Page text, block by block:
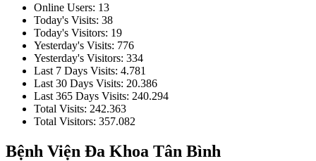
Online Users: 13
Today's Visits: 38
Today's Visitors: 19
Yesterday's Visits: 776
Yesterday's Visitors: 334
Last 7 Days Visits: 4.781
Last 30 Days Visits: 20.386
Last 365 Days Visits: 240.294
Total Visits: 242.363
Total Visitors: 357.082
Bệnh Viện Đa Khoa Tân Bình